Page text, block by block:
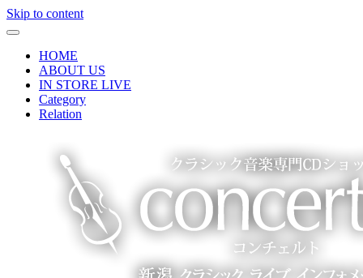
Skip to content
HOME
ABOUT US
IN STORE LIVE
Category
Relation